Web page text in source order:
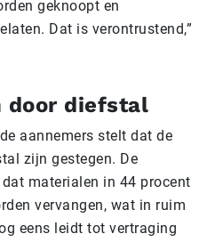
geknoopt en
Dat is verontrustend,”
door diefstal
aannemers stelt dat de
zijn gestegen. De
materialen in 44 procent
vervangen, wat in ruim
eens leidt tot vertraging